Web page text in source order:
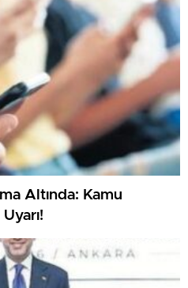
Altında: Kamu
Uyarı!